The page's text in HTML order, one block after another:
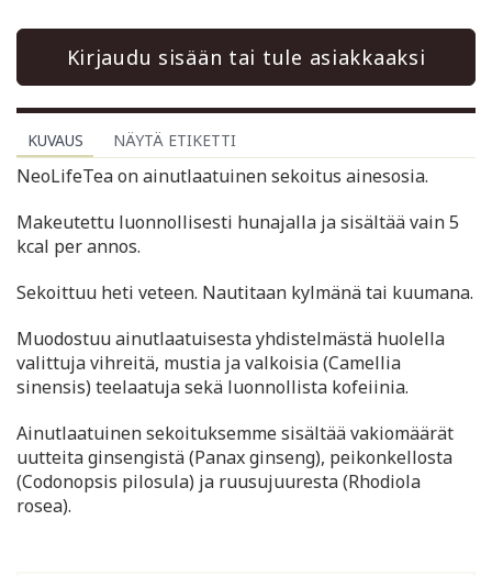
Kirjaudu sisään tai tule asiakkaaksi
KUVAUS NÄYTÄ ETIKETTI
NeoLifeTea on ainutlaatuinen sekoitus ainesosia.
Makeutettu luonnollisesti hunajalla ja sisältää vain 5
kcal per annos.
Sekoittuu heti veteen. Nautitaan kylmänä tai kuumana.
Muodostuu ainutlaatuisesta yhdistelmästä huolella
valittuja vihreitä, mustia ja valkoisia (Camellia
sinensis) teelaatuja sekä luonnollista kofeiinia.
Ainutlaatuinen sekoituksemme sisältää vakiomäärät
uutteita ginsengistä (Panax ginseng), peikonkellosta
(Codonopsis pilosula) ja ruusujuuresta (Rhodiola
rosea).